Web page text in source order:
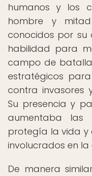
humanos y los
hombre y
conocidos por su
habilidad para
campo de
estratégicos
contra invasores
Su presencia y
aumentaba las
protegía la vida y
involucrados en la
De manera